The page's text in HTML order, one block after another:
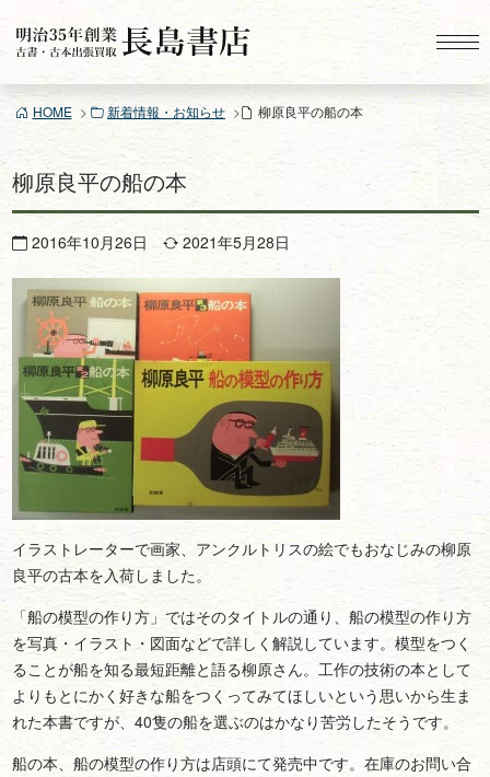
ン
ツ
ス
プ
HOME 新着情報・お知らせ 柳原良平の船の本
柳原良平の船の本
2016年10月26日 2021年5月28日
イラストレーターで画家、アンクルトリスの絵でもおなじみの柳原
良平の古本を入荷しました。
「船の模型の作り方」ではそのタイトルの通り、船の模型の作り方
を写真・イラスト・図面などで詳しく解説しています。模型をつく
ることが船を知る最短距離と語る柳原さん。工作の技術の本として
よりもとにかく好きな船をつくってみてほしいという思いから生ま
れた本書ですが、40隻の船を選ぶのはかなり苦労したそうです。
船の本、船の模型の作り方は店頭にて発売中です。在庫のお問い合